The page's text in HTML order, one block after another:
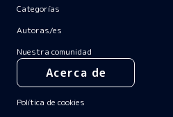
Categorías
Autoras/es
Nuestra comunidad
Acerca de
Política de cookies